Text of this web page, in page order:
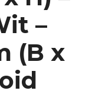
–
(B x